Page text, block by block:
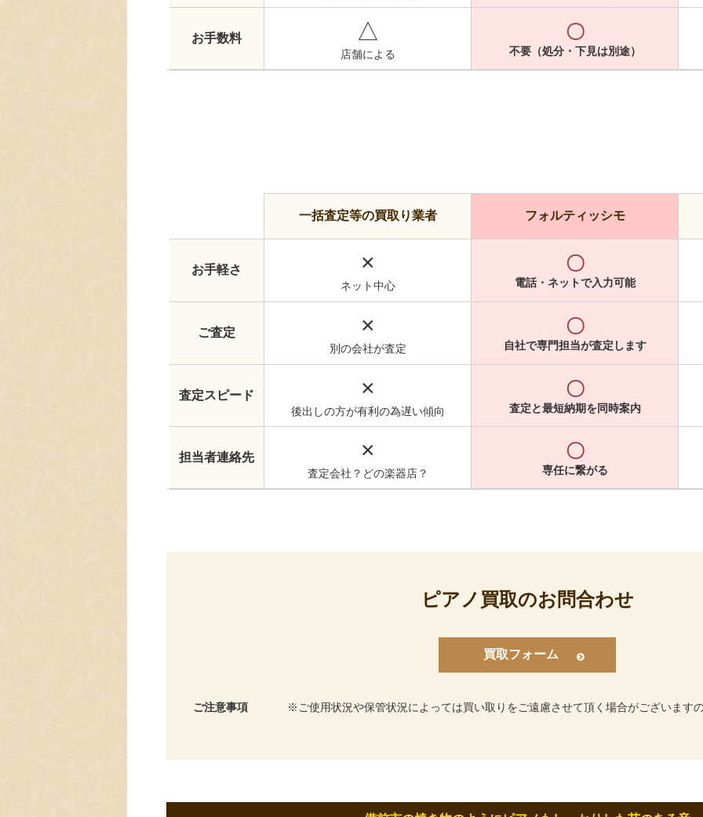
お手数料 △
店舗による
〇
不要（処分・下見は別途）
一括査定等の買取り業者 フォルティッシモ
お手軽さ ×
ネット中心
〇
電話・ネットで入力可能
ご査定 ×
別の会社が査定
〇
自社で専門担当が査定します
査定スピード ×
後出しの方が有利の為遅い傾向
〇
査定と最短納期を同時案内
担当者連絡先 ×
査定会社？どの楽器店？
〇
専任に繋がる
ピアノ買取のお問合わせ
買取フォーム
ご注意事項 ご使用状況や保管状況によっては買い取りをご遠慮させて頂く場合がございます